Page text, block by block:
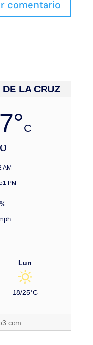
LA CRUZ
C
AM
PM
Lun
18/25°C